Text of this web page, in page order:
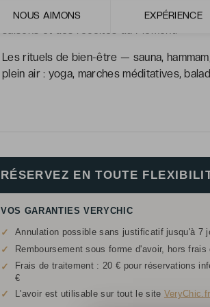
NOUS AIMONS EXPÉRIENCE
La cuisine locavore : recettes de
Les rituels de bien-être — sauna,
plein air : yoga, marches méditatives,
RÉSERVEZ EN TOUTE
VOS GARANTIES VERYCHIC
✓ Annulation possible sans justificatif jusqu'à 7
✓ Remboursement sous forme d'avoir, hors
✓
Frais de traitement : 20 € pour réservations
€
✓ L'avoir est utilisable sur tout le site VeryChic.fr